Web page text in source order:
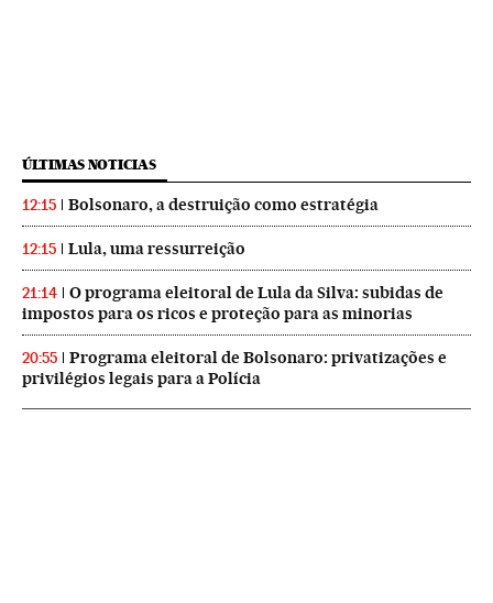
ÚLTIMAS NOTICIAS
12:15 Bolsonaro, a destruição como estratégia
12:15 Lula, uma ressurreição
21:14
O programa eleitoral de Lula da Silva: subidas de
impostos para os ricos e proteção para as minorias
20:55
Programa eleitoral de Bolsonaro: privatizações e
privilégios legais para a Polícia